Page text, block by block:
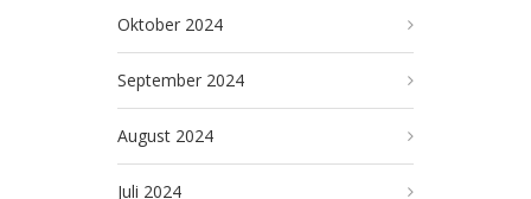
Oktober 2024
September 2024
August 2024
Juli 2024